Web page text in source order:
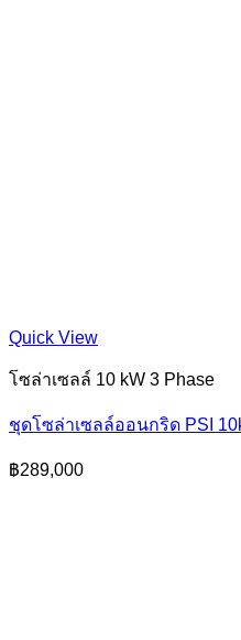
Quick View
โซล่าเซลล์ 10 kW 3 Phase
ชุดโซล่าเซลล์ออนกริด PSI
฿289,000